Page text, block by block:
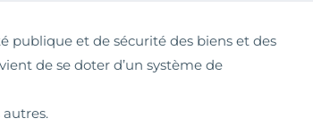
publique et de sécurité des biens et des
de se doter d’un système de